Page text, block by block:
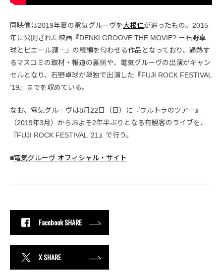
同映像は2019年夏の電気グルーヴを大根仁が追ったもの。2015
年に公開された映画『DENKI GROOVE THE MOVIE? －石野卓
球とピエール瀧－』の続編を匂わせる作品となっており、過熱す
るマスコミの取材・報道の裏側や、電気グルーヴの出演がキャン
セルとなり、石野卓球が単独で出演した『FUJI ROCK FESTIVAL
’19』までを収めている。
なお、電気グルーヴは8月22日（日）に『ウルトラのツアー』
（2019年3月）からおよそ2年半ぶりとなる有観客のライブを、
『FUJI ROCK FESTIVAL ’21』で行う。
■電気グルーヴ オフィシャル・サイト
Facebook SHARE
X SHARE